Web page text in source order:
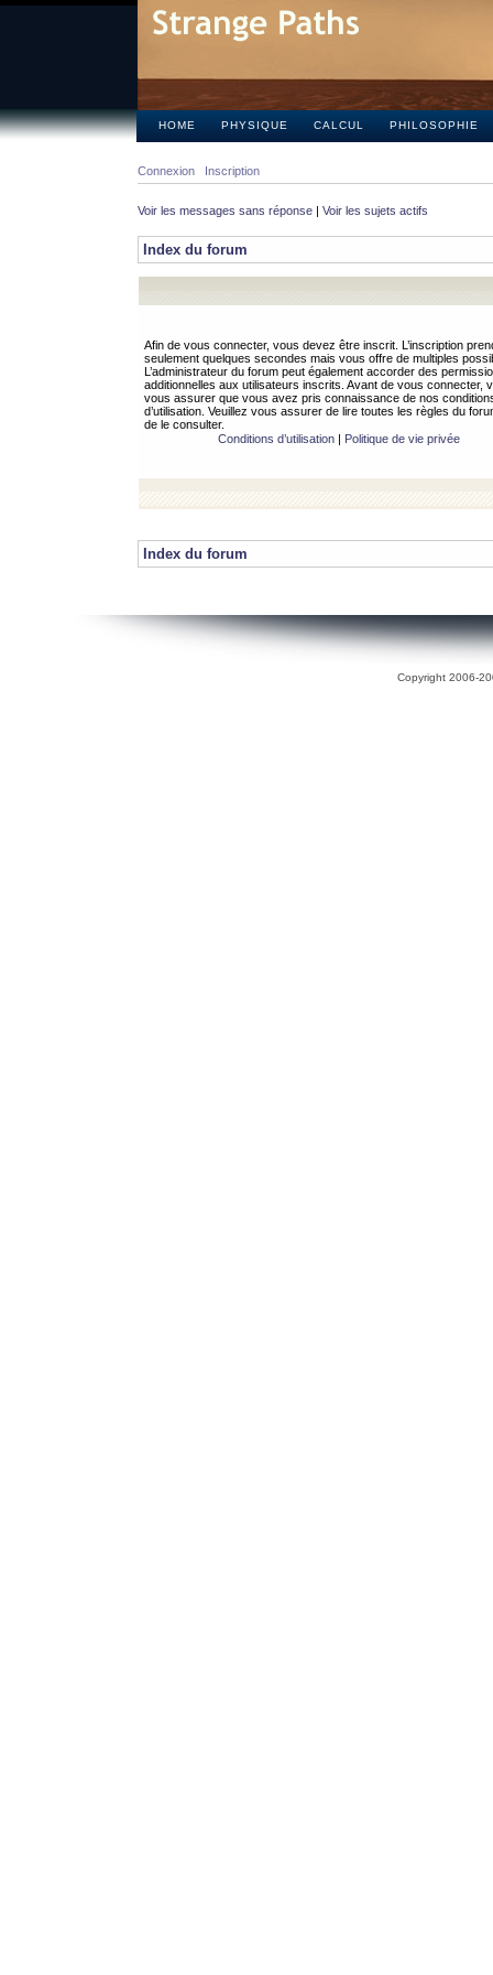
HOME PHYSIQUE CALCUL PHILOSOPHIE
Connexion Inscription
Voir les messages sans réponse | Voir les sujets actifs
Index du forum
Afin de vous connecter, vous devez être inscrit. L’inscription
seulement quelques secondes mais vous offre de multiples
L’administrateur du forum peut également accorder des
additionnelles aux utilisateurs inscrits. Avant de vous connecter,
vous assurer que vous avez pris connaissance de nos
d’utilisation. Veuillez vous assurer de lire toutes les règles du
de le consulter.
Conditions d’utilisation| Politique de vie privée
Index du forum
Copyright 2006-